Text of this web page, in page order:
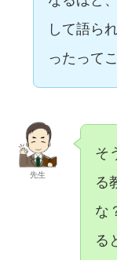
して語ら
ったって
先生
そ
る
な
る